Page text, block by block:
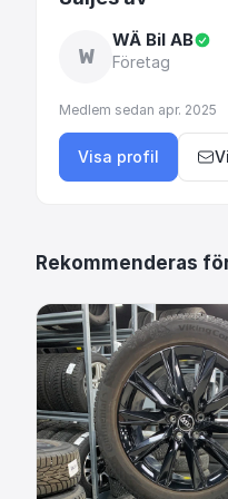
W
WÄ Bil AB
Företag
Medlem sedan apr. 2025
Visa profil
Rekommenderas